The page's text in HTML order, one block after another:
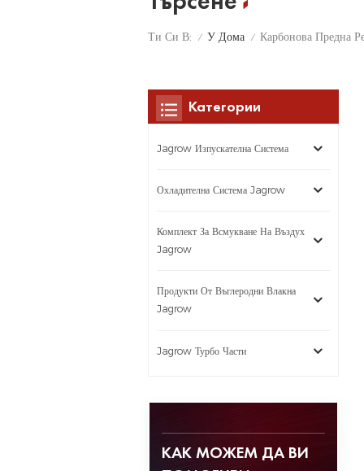
Ти Си В: / У Дома /
Категории
Jagrow Изпускателна Система
Охладителна Система Jagrow
Комплект За Всмукване На Въздух
Jagrow
Продукти От Въглеродни Влакна
Jagrow
Jagrow Турбо Части
КАК МОЖЕМ ДА ВИ